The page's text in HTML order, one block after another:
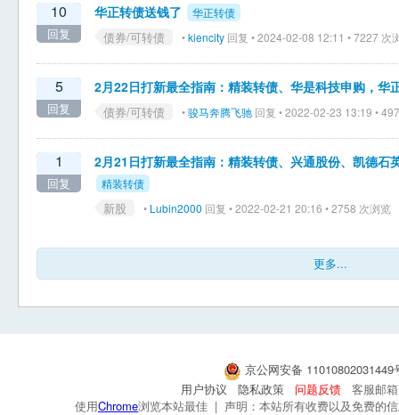
10
回复
华正转债送钱了 华正转债
债券/可转债 •kiencity 回复 • 2024-02-08 12:11 • 7227 次
5
回复
2月22日打新最全指南：精装转债、华是科技申购，华
债券/可转债 •骏马奔腾飞驰 回复 • 2022-02-23 13:19 •
1
回复
2月21日打新最全指南：精装转债、兴通股份、凯德石
精装转债
新股 • Lubin2000 回复 • 2022-02-21 20:16 • 2758 次浏览
更多...
京公网安备
用户协议
隐私政策 问题反馈
客服邮
使用Chrome浏览本站最佳 | 声明：本站所有收费以及免费的